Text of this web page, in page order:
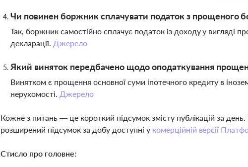
Чи повинен боржник сплачувати податок з прощеного
Так, боржник самостійно сплачує податок із доходу у вигляді
декларації. Джерело
Який виняток передбачено щодо оподаткування
Винятком є прощення основної суми іпотечного кредиту в
нерухомості. Джерело
Кожне з питань — це короткий підсумок змісту публікацій за
розширений підсумок за добу доступні у комерційній версії
Стисло про головне: